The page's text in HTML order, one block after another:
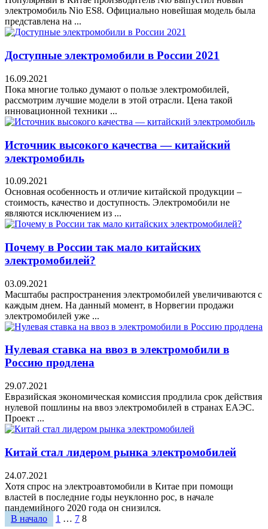
электромобиль Nio ES8. Официально новейшая модель была
представлена на ...
Доступные электромобили в России 2021
16.09.2021
Пока многие только думают о пользе электромобилей,
рассмотрим лучшие модели в этой отрасли. Цена такой
инновационной техники ...
Источник высокого качества — китайский
электромобиль
10.09.2021
Основная особенность и отличие китайской продукции –
стоимость, качество и доступность. Электромобили не
являются исключением из ...
Почему в России так мало китайских
электромобилей?
03.09.2021
Масштабы распространения электромобилей увеличиваются с
каждым днем. На данный момент, в Норвегии продажи
электромобилей уже ...
Нулевая ставка на ввоз в электромобили в
Россию продлена
29.07.2021
Евразийская экономическая комиссия продлила срок действия
нулевой пошлины на ввоз электромобилей в странах ЕАЭС.
Проект ...
Китай стал лидером рынка электромобилей
24.07.2021
Хотя спрос на электроавтомобили в Китае при помощи
властей в последние годы неуклонно рос, в начале
пандемийного 2020 года он снизился.
Пагинация
В начало 1 … 7 8